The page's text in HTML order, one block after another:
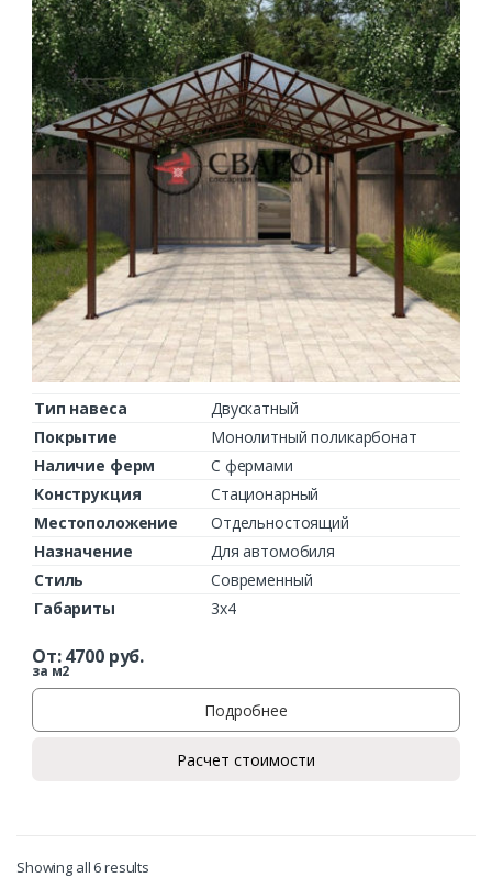
Тип навеса
Двускатный
Покрытие
Монолитный поликарбонат
Наличие ферм
С фермами
Конструкция
Стационарный
Местоположение
Отдельностоящий
Назначение
Для автомобиля
Стиль
Современный
Габариты
3х4
От:4700руб.
за м2
Подробнее
Расчет стоимости
Showing all 6 results